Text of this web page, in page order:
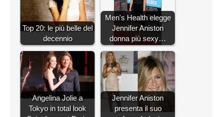
Top 20: le più belle del
decennio
Men's Health elegge
Jennifer Aniston
donna più sexy…
Angelina Jolie a
Tokyo in total look
Jennifer Aniston
presenta il suo